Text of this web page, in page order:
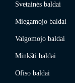
Svetainės baldai
Miegamojo baldai
Valgomojo baldai
Minkšti baldai
Ofiso baldai